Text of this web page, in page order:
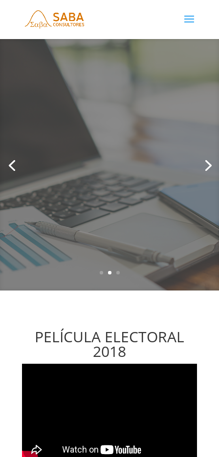
NUESTROS SERVICIOS
SABA CONSULTORES
es una empresa fundada en Monterrey, Nuevo
León, México en 1987. Su especialidad es la
Ciencia Estadística y sus áreas de aplicación
principales son la Industria y las Encuestas de
Opinión.
VER MÁS
PELÍCULA ELECTORAL
2018